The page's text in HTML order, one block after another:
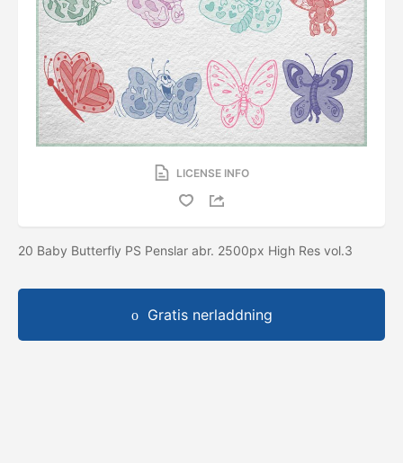
LICENSE INFO
20 Baby Butterfly PS Penslar abr. 2500px High Res vol.3
Gratis nerladdning